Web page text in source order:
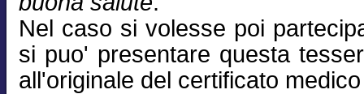
Nel caso si volesse poi
si puo' presentare questa
all'originale del certificato